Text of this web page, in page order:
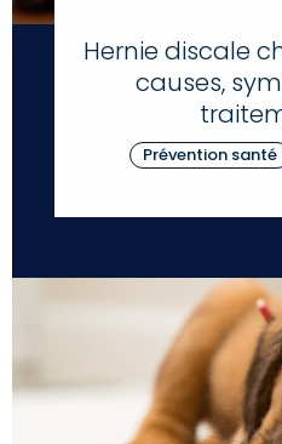
Hernie discale
causes,
Prévention santé